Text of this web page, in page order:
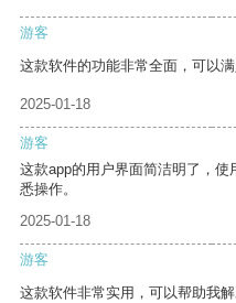
游客
这款软件的功能非常全面，可以满
2025-01-18
游客
这款app的用户界面简洁明了，
悉操作。
2025-01-18
游客
这款软件非常实用，可以帮助我解